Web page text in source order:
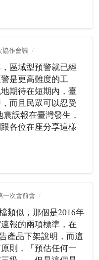
協作會議
區域型預警就已經
是更高難度的工
期待在短期內，臺
而且民眾可以忍受
誤報在臺灣發生，
各位在座分享這樣
一次會前會
類似，那個是2016年
報的兩項標準，在
產品下架說明，而這
則，「預估任何一